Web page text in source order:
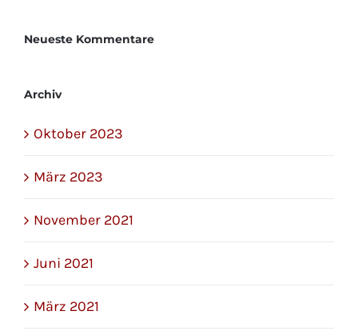
Neueste Kommentare
Archiv
Oktober 2023
März 2023
November 2021
Juni 2021
März 2021